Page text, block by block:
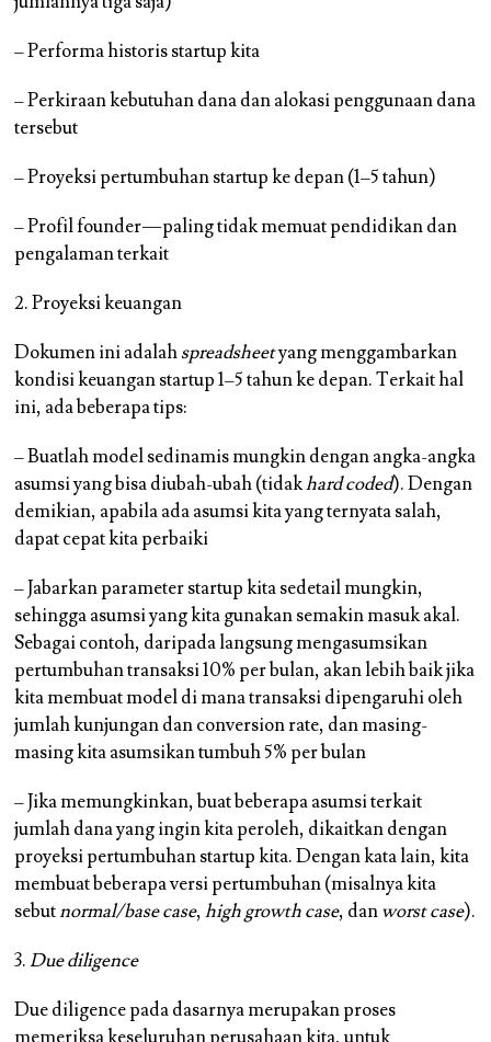
– Performa historis startup kita
– Perkiraan kebutuhan dana dan alokasi penggunaan dana
tersebut
– Proyeksi pertumbuhan startup ke depan (1–5 tahun)
– Profil founder — paling tidak memuat pendidikan dan
pengalaman terkait
2. Proyeksi keuangan
Dokumen ini adalahspreadsheetyang menggambarkan
kondisi keuangan startup 1–5 tahun ke depan. Terkait hal
ini, ada beberapa tips:
– Buatlah model sedinamis mungkin dengan angka-angka
asumsi yang bisa diubah-ubah (tidakhard coded). Dengan
demikian, apabila ada asumsi kita yang ternyata salah,
dapat cepat kita perbaiki
– Jabarkan parameter startup kita sedetail mungkin,
sehingga asumsi yang kita gunakan semakin masuk akal.
Sebagai contoh, daripada langsung mengasumsikan
pertumbuhan transaksi 10% per bulan, akan lebih baik jika
kita membuat model di mana transaksi dipengaruhi oleh
jumlah kunjungan dan conversion rate, dan masing-
masing kita asumsikan tumbuh 5% per bulan
– Jika memungkinkan, buat beberapa asumsi terkait
jumlah dana yang ingin kita peroleh, dikaitkan dengan
proyeksi pertumbuhan startup kita. Dengan kata lain, kita
membuat beberapa versi pertumbuhan (misalnya kita
sebutnormal/base case,high growth case, danworst case).
3.Due diligence
Due diligence pada dasarnya merupakan proses